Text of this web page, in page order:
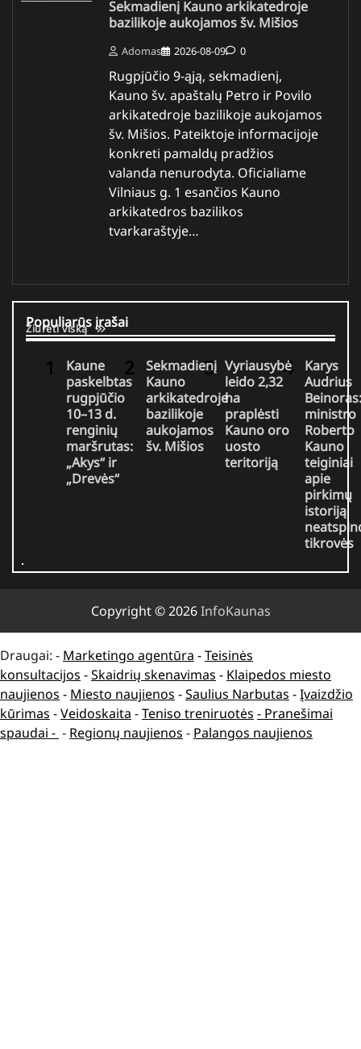
Sekmadienį Kauno arkikatedroje
bazilikoje aukojamos šv. Mišios
Adomas 2026-08-09 0
Rugpjūčio 9-ąją, sekmadienį,
Kauno šv. apaštalų Petro ir Povilo
arkikatedroje bazilikoje aukojamos
šv. Mišios. Pateiktoje informacijoje
konkreti pamaldų pradžios
valanda nenurodyta. Oficialiame
Vilniaus g. 1 esančios Kauno
arkikatedros bazilikos
tvarkaraštyje…
Populiarūs įrašai
Žiūrėti viską
Kaune
paskelbtas
rugpjūčio
10–13 d.
renginių
maršrutas:
„Akys“ ir
„Drevės“
Sekmadienį
Kauno
arkikatedroje
bazilikoje
aukojamos
šv. Mišios
Vyriausybė
leido 2,32
ha
praplėsti
Kauno oro
uosto
teritoriją
Karys
Audrius
Beinoras:
ministro
Roberto
Kauno
teiginiai
apie
pirkimų
istoriją
tikrovės
Copyright © 2026InfoKaunas
Draugai: - Marketingo agentūra -Teisinės
konsultacijos -Skaidrių skenavimas - Klaipedos miesto
naujienos - Miesto naujienos -Saulius Narbutas -Įvaizdžio
kūrimas -Veidoskaita -Teniso treniruotės - Pranešimai
spaudai - - Regionų naujienos - Palangos naujienos